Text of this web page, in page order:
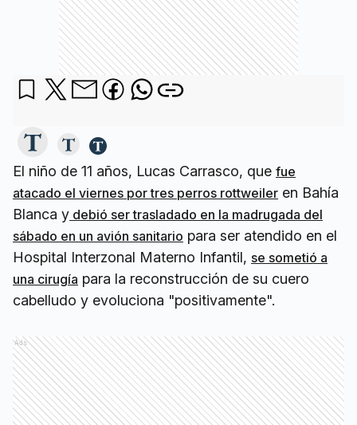
El niño de 11 años, Lucas Carrasco, que fue
atacado el viernes por tres perros rottweiler en Bahía
Blanca y debió ser trasladado en la madrugada del
sábado en un avión sanitario para ser atendido en el
Hospital Interzonal Materno Infantil, se sometió a
una cirugía para la reconstrucción de su cuero
cabelludo y evoluciona "positivamente".
Ads